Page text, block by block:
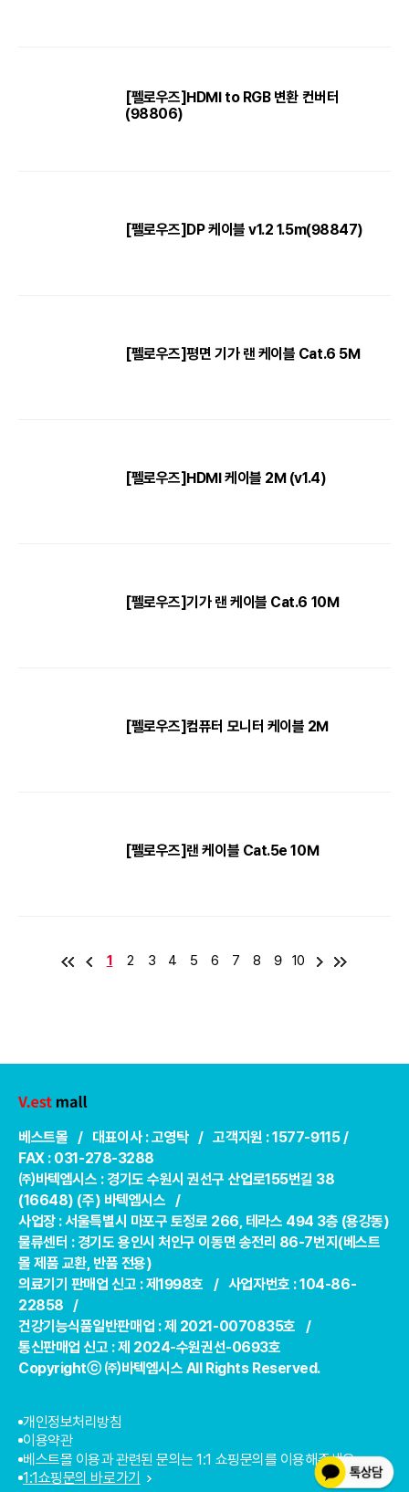
[펠로우즈]HDMI to RGB 변환 컨버터
(98806)
[펠로우즈]DP 케이블 v1.2 1.5m(98847)
[펠로우즈]평면 기가 랜 케이블 Cat.6 5M
[펠로우즈]HDMI 케이블 2M (v1.4)
[펠로우즈]기가 랜 케이블 Cat.6 10M
[펠로우즈]컴퓨터 모니터 케이블 2M
[펠로우즈]랜 케이블 Cat.5e 10M
1 2 3 4 5 6 7 8 9 10
베스트몰 / 대표이사 : 고영탁 / 고객지원 : 1577-9115 /
FAX : 031-278-3288
㈜바텍엠시스 : 경기도 수원시 권선구 산업로155번길 38
(16648) (주) 바텍엠시스 /
사업장 : 서울특별시 마포구 토정로 266, 테라스 494 3층 (용강동)
물류센터 : 경기도 용인시 처인구 이동면 송전리 86-7번지(베스트
몰 제품 교환, 반품 전용)
의료기기 판매업 신고 : 제1998호 / 사업자번호 : 104-86-
22858 /
건강기능식품일반판매업 : 제 2021-0070835호 /
통신판매업 신고 : 제 2024-수원권선-0693호
Copyrightⓒ ㈜바텍엠시스 All Rights Reserved.
개인정보처리방침
이용약관
베스트몰 이용과 관련된 문의는 1:1 쇼핑문의를 이용해주세요.
1:1쇼핑문의 바로가기